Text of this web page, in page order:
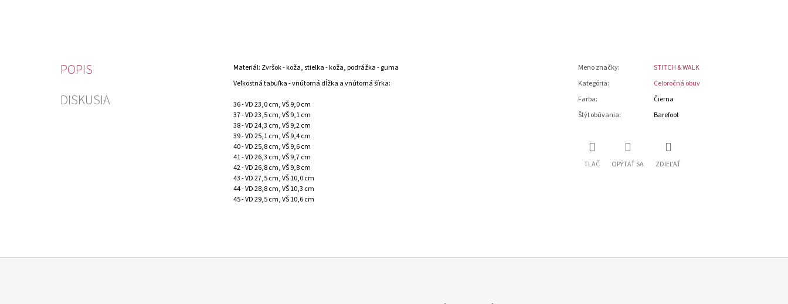
POPIS
DISKUSIA
Materiál: Zvršok - koža, stielka - koža, podrážka - guma
Veľkostná tabuľka - vnútorná dĺžka a vnútorná šírka:
36 - VD 23,0 cm, VŠ 9,0 cm
37 - VD 23,5 cm, VŠ 9,1 cm
38 - VD 24,3 cm, VŠ 9,2 cm
39 - VD 25,1 cm, VŠ 9,4 cm
40 - VD 25,8 cm, VŠ 9,6 cm
41 - VD 26,3 cm, VŠ 9,7 cm
42 - VD 26,8 cm, VŠ 9,8 cm
43 - VD 27,5 cm, VŠ 10,0 cm
44 - VD 28,8 cm, VŠ 10,3 cm
45 - VD 29,5 cm, VŠ 10,6 cm
Meno značky:
STITCH & WALK
Kategória:
Celoročná obuv
Farba:
Čierna
Štýl obúvania: Barefoot
TLAČ OPÝTAŤ SA ZDIEĽAŤ